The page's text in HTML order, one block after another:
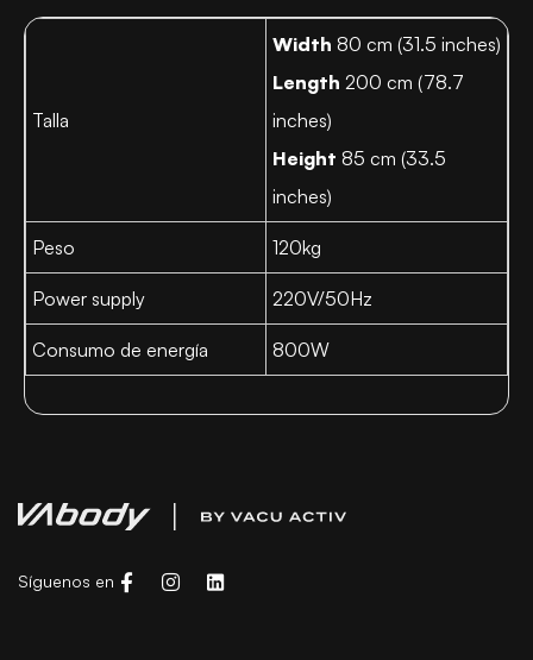
Talla
Width 80 cm (31.5 inches)
Length 200 cm (78.7
inches)
Height 85 cm (33.5
inches)
Peso 120kg
Power supply 220V/50Hz
Consumo de energía 800W
Síguenos en